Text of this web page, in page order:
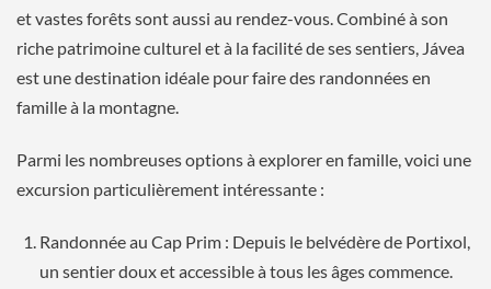
et vastes forêts sont aussi au rendez-vous. Combiné à son
riche patrimoine culturel et à la facilité de ses sentiers, Jávea
est une destination idéale pour faire des randonnées en
famille à la montagne.
Parmi les nombreuses options à explorer en famille, voici une
excursion particulièrement intéressante :
Randonnée au Cap Prim : Depuis le belvédère de Portixol,
un sentier doux et accessible à tous les âges commence.